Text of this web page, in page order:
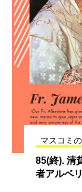
マスコミ
85(終). 清
者アルベ